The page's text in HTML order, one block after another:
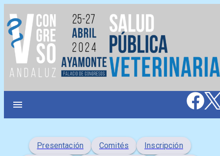
contenido
menu
Presentación Comités
Inscripción